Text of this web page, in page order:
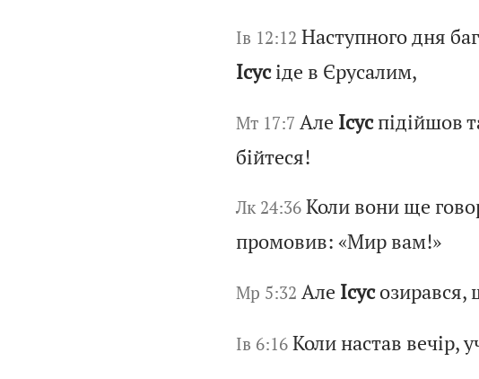
Ів 12:12 Наступного дня
Ісусіде в Єрусалим,
Мт 17:7 Але Ісуспідійшов
бійтеся!
Лк 24:36 Коли вони ще
промовив: «Мир вам!»
Мр 5:32 Але Ісусозирався,
Ів 6:16 Коли настав вечір,